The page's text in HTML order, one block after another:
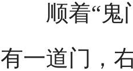
顺着“鬼门
有一道门，